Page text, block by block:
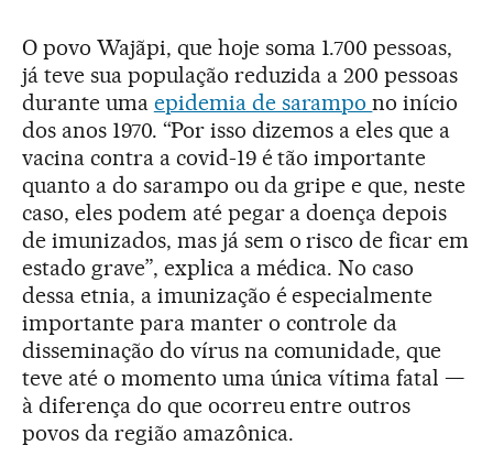
O povo Wajãpi, que hoje soma 1.700 pessoas,
já teve sua população reduzida a 200 pessoas
durante uma epidemia de sarampono início
dos anos 1970. “Por isso dizemos a eles que a
vacina contra a covid-19 é tão importante
quanto a do sarampo ou da gripe e que, neste
caso, eles podem até pegar a doença depois
de imunizados, mas já sem o risco de ficar em
estado grave”, explica a médica. No caso
dessa etnia, a imunização é especialmente
importante para manter o controle da
disseminação do vírus na comunidade, que
teve até o momento uma única vítima fatal —
à diferença do que ocorreu entre outros
povos da região amazônica.